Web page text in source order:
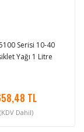
Serisi 10-40
Yağı 1 Litre
TL
(KDV Dahil)